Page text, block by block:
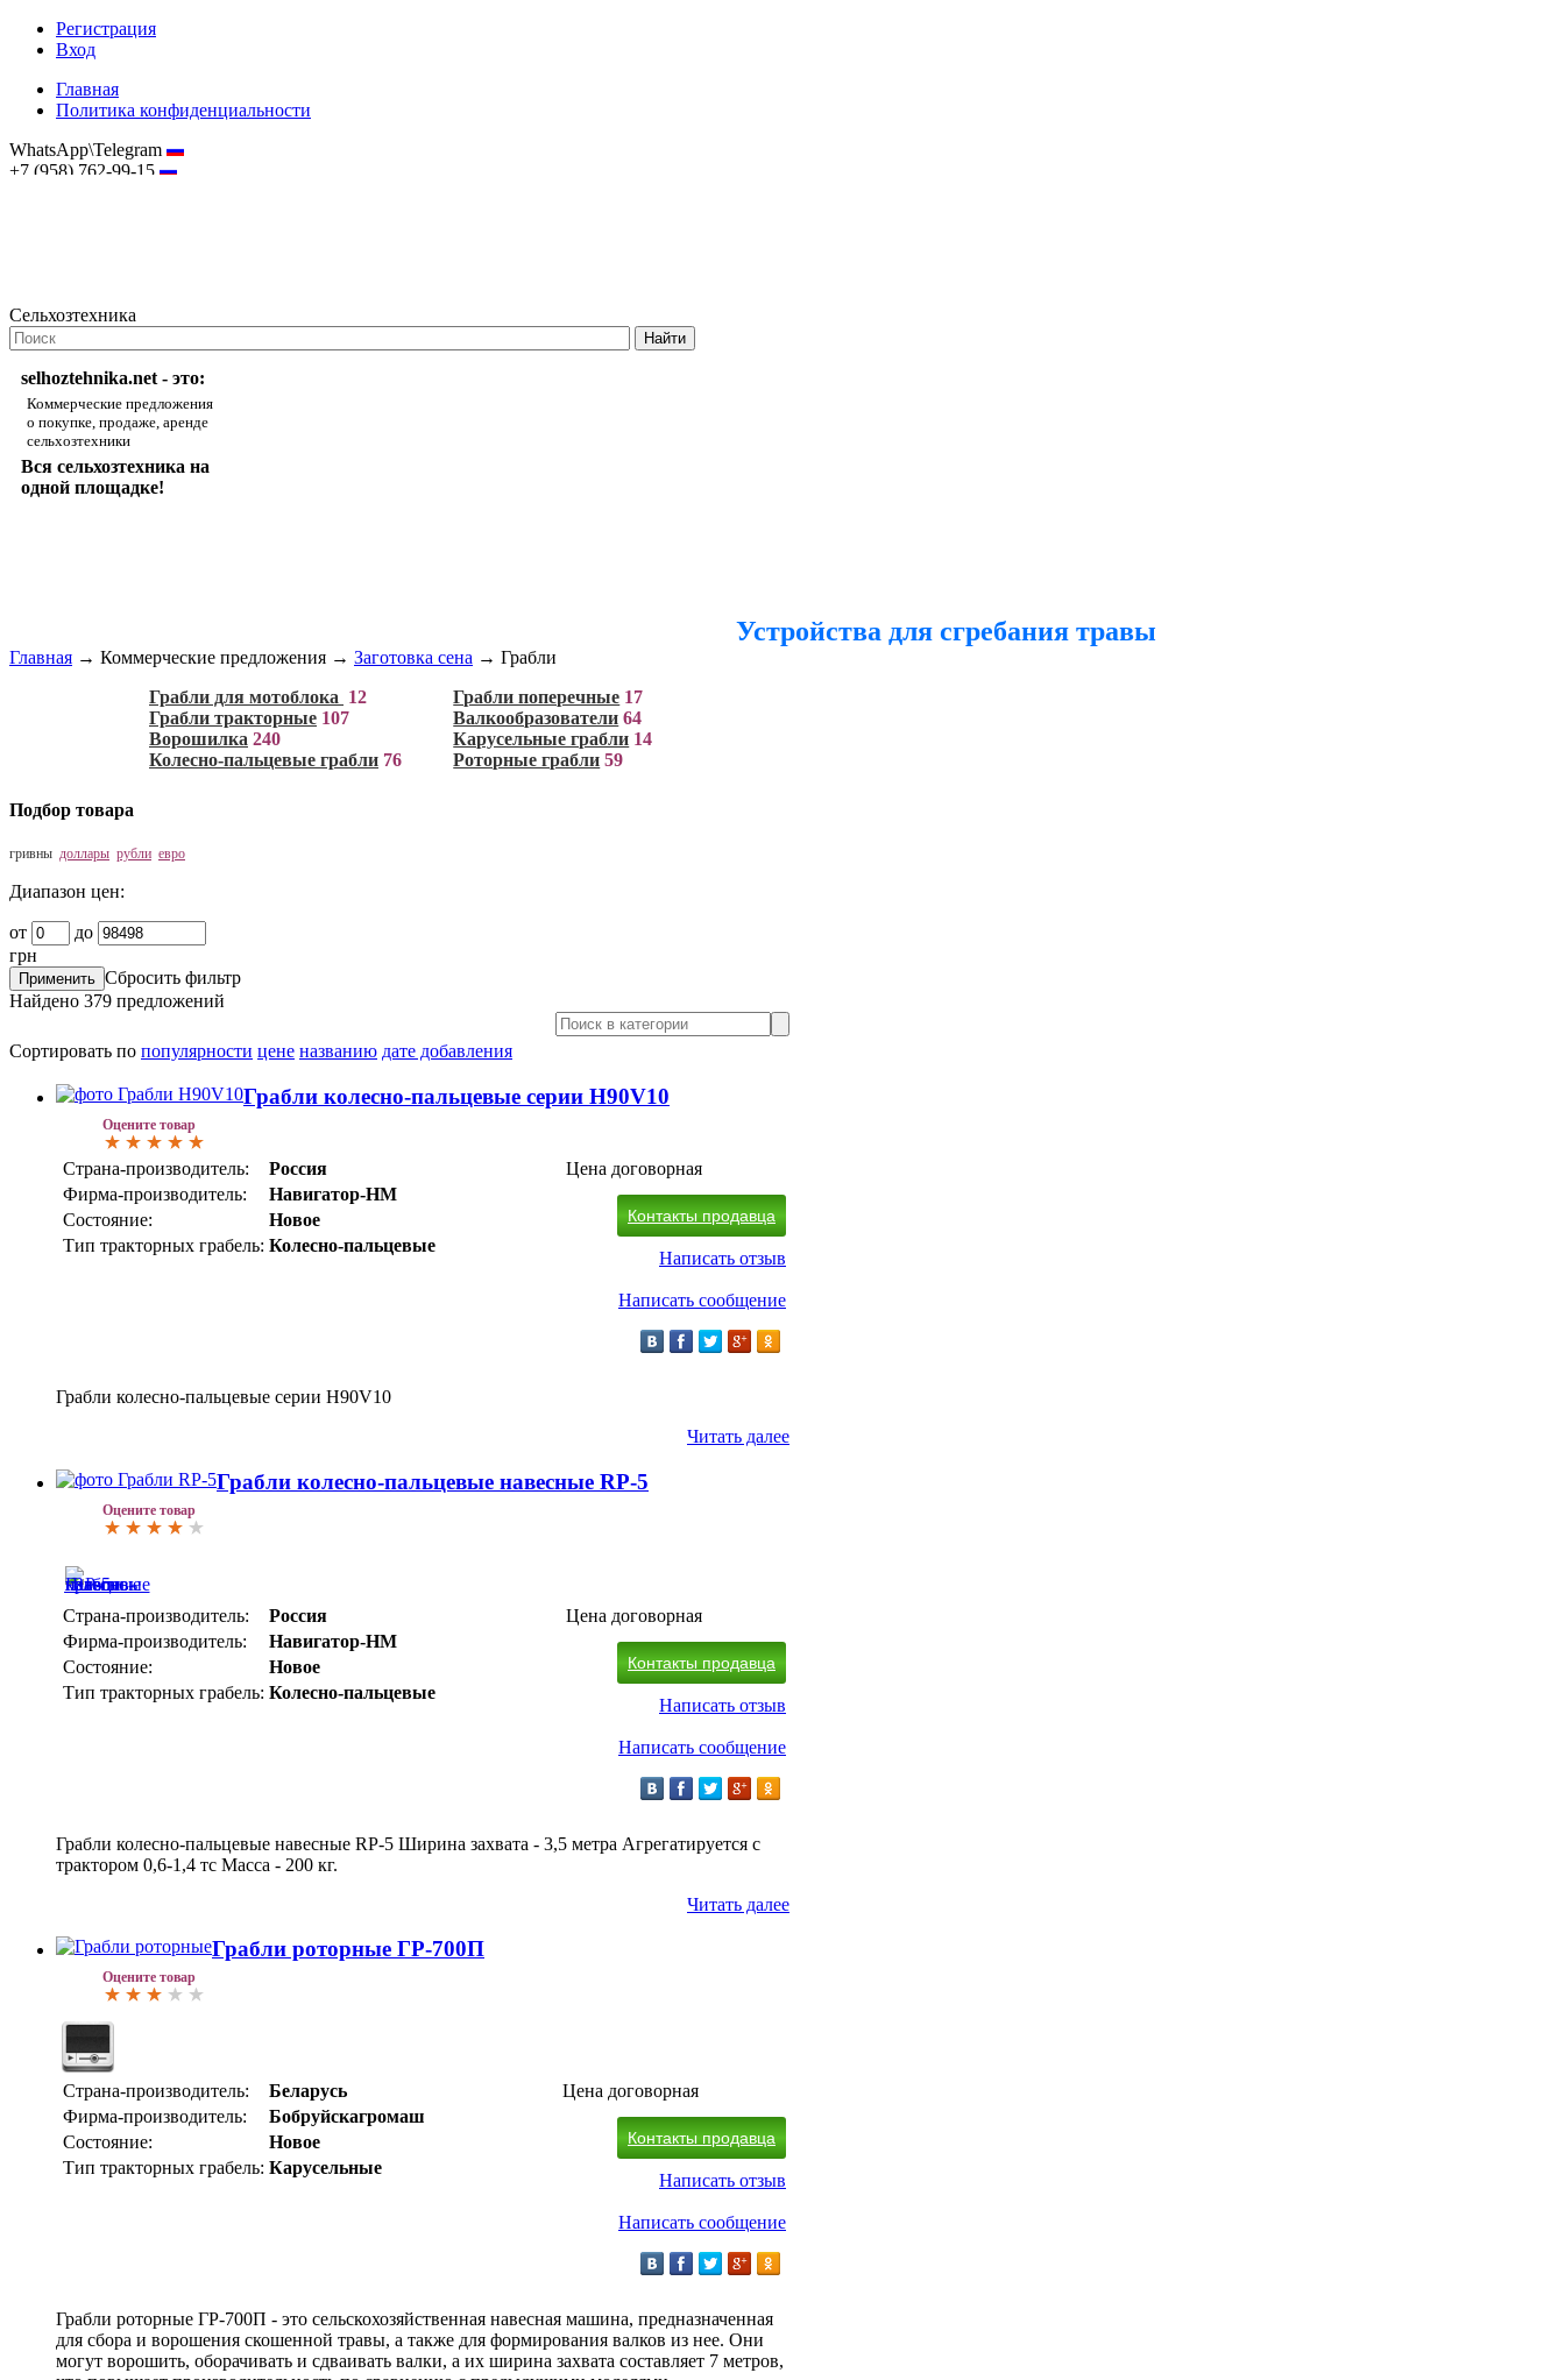
Регистрация
Вход
Главная
Политика конфиденциальности
WhatsApp\Telegram
+7 (958) 762-99-15
Сельхозтехника
selhoztehnika.net - это:
Коммерческие предложения
о покупке, продаже, аренде
сельхозтехники
Вся сельхозтехника на
одной площадке!
Устройства для сгребания травы
Главная → Коммерческие предложения → Заготовка сена → Грабли
Грабли для мотоблока 12 Грабли поперечные 17
Грабли тракторные 107 Валкообразователи 64
Ворошилка 240 Карусельные грабли 14
Колесно-пальцевые грабли 76 Роторные грабли 59
Подбор товара
гривны доллары рубли евро
Диапазон цен:
от
до
грн
Сбросить фильтр
Найдено 379 предложений
Сортировать по популярности цене названию дате добавления
Оцените товар
Грабли колесно-пальцевые серии H90V10
Страна-производитель:
Россия
Фирма-производитель:
Навигатор-НМ
Состояние:
Новое
Тип тракторных грабель: Колесно-пальцевые
Цена договорная
Контакты продавца
Написать отзыв
Написать сообщение
Грабли колесно-пальцевые серии H90V10
Читать далее
Оцените товар
Грабли колесно-пальцевые навесные RP-5
Страна-производитель:
Россия
Фирма-производитель:
Навигатор-НМ
Состояние:
Новое
Тип тракторных грабель: Колесно-пальцевые
Цена договорная
Контакты продавца
Написать отзыв
Написать сообщение
Грабли колесно-пальцевые навесные RP-5 Ширина захвата - 3,5 метра Агрегатируется с
трактором 0,6-1,4 тс Масса - 200 кг.
Читать далее
Оцените товар
Грабли роторные ГР-700П
Страна-производитель:
Беларусь
Фирма-производитель:
Бобруйскагромаш
Состояние:
Новое
Тип тракторных грабель: Карусельные
Цена договорная
Контакты продавца
Написать отзыв
Написать сообщение
Грабли роторные ГР-700П - это сельскохозяйственная навесная машина, предназначенная
для сбора и ворошения скошенной травы, а также для формирования валков из нее. Они
могут ворошить, оборачивать и сдваивать валки, а их ширина захвата составляет 7 метров,